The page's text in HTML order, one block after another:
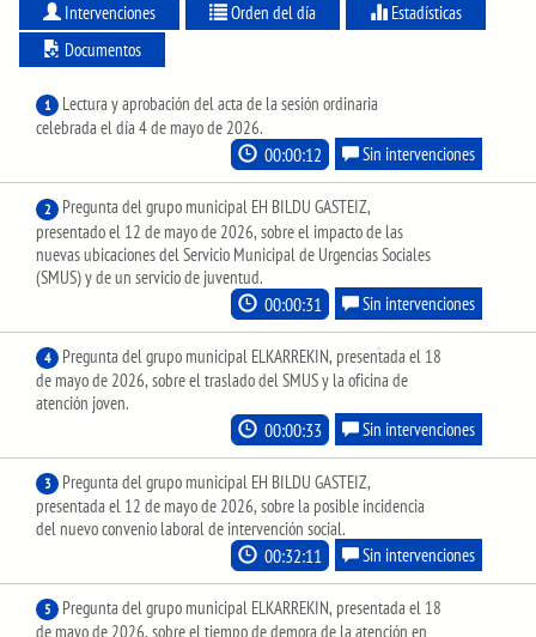
Intervenciones Orden del día
Estadísticas
Documentos
1
Lectura y aprobación del acta de la sesión ordinaria
celebrada el día 4 de mayo de 2026.
00:00:12 Sin intervenciones
2
Pregunta del grupo municipal EH BILDU GASTEIZ,
presentado el 12 de mayo de 2026, sobre el impacto de las
nuevas ubicaciones del Servicio Municipal de Urgencias Sociales
(SMUS) y de un servicio de juventud.
00:00:31 Sin intervenciones
4
Pregunta del grupo municipal ELKARREKIN, presentada el 18
de mayo de 2026, sobre el traslado del SMUS y la oficina de
atención joven.
00:00:33 Sin intervenciones
3
Pregunta del grupo municipal EH BILDU GASTEIZ,
presentada el 12 de mayo de 2026, sobre la posible incidencia
del nuevo convenio laboral de intervención social.
00:32:11 Sin intervenciones
5
Pregunta del grupo municipal ELKARREKIN, presentada el 18
de mayo de 2026, sobre el tiempo de demora de la atención en